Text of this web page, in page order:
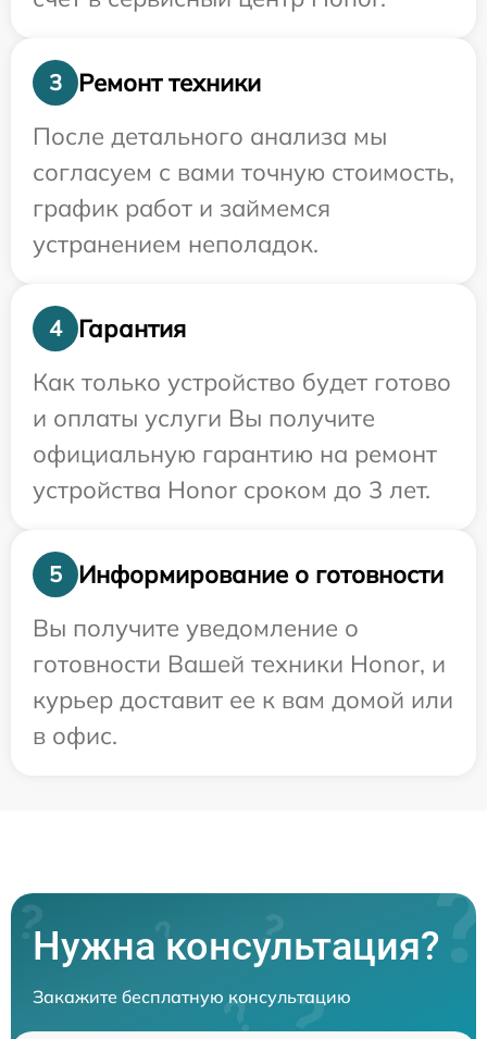
3
Ремонт техники
После детального анализа мы
согласуем с вами точную стоимость,
график работ и займемся
устранением неполадок.
4
Гарантия
Как только устройство будет готово
и оплаты услуги Вы получите
официальную гарантию на ремонт
устройства Honor сроком до 3 лет.
5
Информирование о готовности
Вы получите уведомление о
готовности Вашей техники Honor, и
курьер доставит ее к вам домой или
в офис.
Нужна консультация?
Закажите бесплатную консультацию